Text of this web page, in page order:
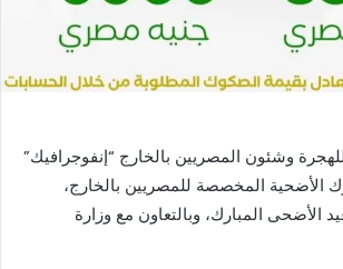
وشئون المصريين بالخارج “إنفوجرافيك”
المخصصة للمصريين بالخارج،
الأضحى المبارك، وبالتعاون مع وزارة